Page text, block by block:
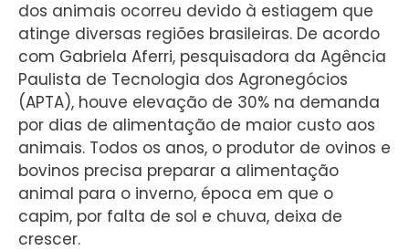
dos animais ocorreu devido à estiagem que
atinge diversas regiões brasileiras. De acordo
com Gabriela Aferri, pesquisadora da Agência
Paulista de Tecnologia dos Agronegócios
(APTA), houve elevação de 30% na demanda
por dias de alimentação de maior custo aos
animais. Todos os anos, o produtor de ovinos e
bovinos precisa preparar a alimentação
animal para o inverno, época em que o
capim, por falta de sol e chuva, deixa de
crescer.